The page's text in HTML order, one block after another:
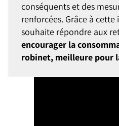
conséquents et des
renforcées. Grâce à
souhaite répondre aux
encourager la
robinet, meilleure pour